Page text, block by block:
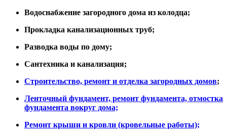
Водоснабжение загородного дома из колодца;
Прокладка канализационных труб;
Разводка воды по дому;
Сантехника и канализация;
Строительство, ремонт и отделка загородных домов;
Ленточный фундамент, ремонт фундамента, отмостка
фундамента вокруг дома;
Ремонт крыши и кровли (кровельные работы);